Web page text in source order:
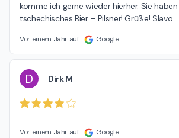
komme ich gerne wieder hierher. Sie
tschechisches Bier – Pilsner! Grüße! Slavo …
Vor einem Jahr auf Google
D Dirk M
Vor einem Jahr auf Google